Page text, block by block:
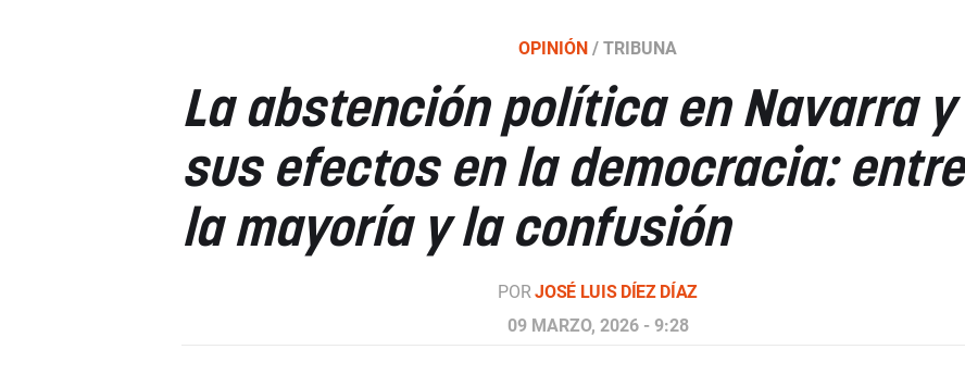
OPINIÓN/TRIBUNA
La abstención política en Navarra y
sus efectos en la democracia: entre
la mayoría y la confusión
PORJOSÉ LUIS DÍEZ DÍAZ
09 MARZO, 2026 - 9:28